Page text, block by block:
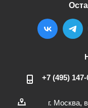
+7 (495) 147-
г. Москва,